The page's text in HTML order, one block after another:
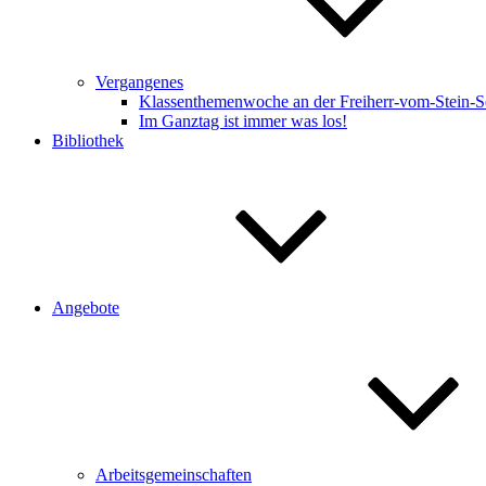
Vergangenes
Klassenthemenwoche an der Freiherr-vom-Stein-
Im Ganztag ist immer was los!
Bibliothek
Angebote
Arbeitsgemeinschaften